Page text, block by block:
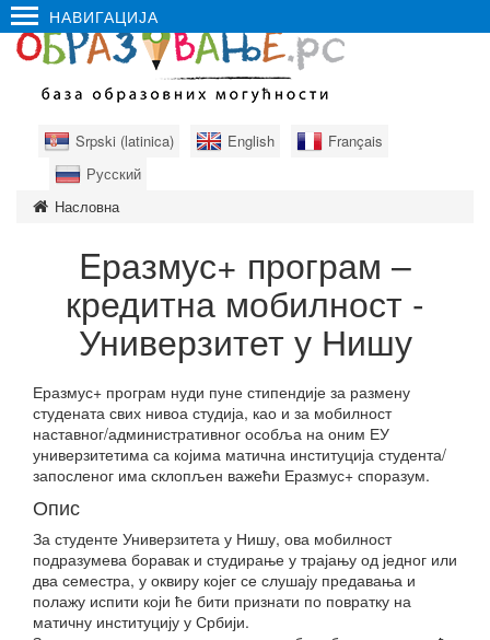
НАВИГАЦИЈА
Srpski (latinica) English
Français
Русский
Насловна
Eразмус+ програм –
кредитна мобилност -
Универзитет у Нишу
Еразмус+ програм нуди пуне стипендије за размену
студената свих нивоа студија, као и за мобилност
наставног/административног особља на оним ЕУ
универзитетима са којима матична институција студента/
запосленог има склопљен важећи Еразмус+ споразум.
Опис
За студенте Универзитета у Нишу, ова мобилност
подразумева боравак и студирање у трајању од једног или
два семестра, у оквиру којег се слушају предавања и
полажу испити који ће бити признати по повратку на
матичну институцију у Србији.